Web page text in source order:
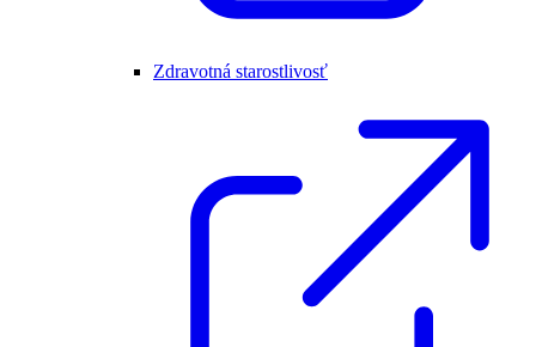
Zdravotná starostlivosť